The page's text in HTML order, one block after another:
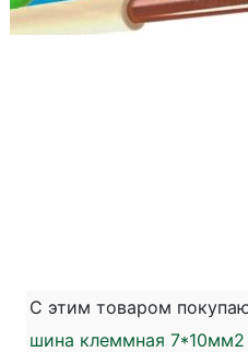
С этим товаром
шина клеммная 7*10мм2